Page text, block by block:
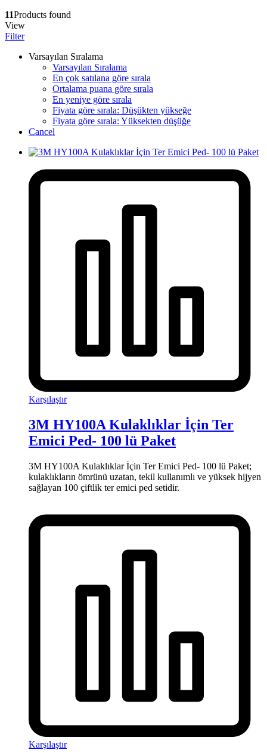
11Products found
View
Filter
Varsayılan Sıralama
Varsayılan Sıralama
En çok satılana göre sırala
Ortalama puana göre sırala
En yeniye göre sırala
Fiyata göre sırala: Düşükten yükseğe
Fiyata göre sırala: Yüksekten düşüğe
Cancel
Karşılaştır
3M HY100A Kulaklıklar İçin Ter
Emici Ped- 100 lü Paket
3M HY100A Kulaklıklar İçin Ter Emici Ped- 100 lü Paket;
kulaklıkların ömrünü uzatan, tekil kullanımlı ve yüksek hijyen
sağlayan 100 çiftlik ter emici ped setidir.
Karşılaştır